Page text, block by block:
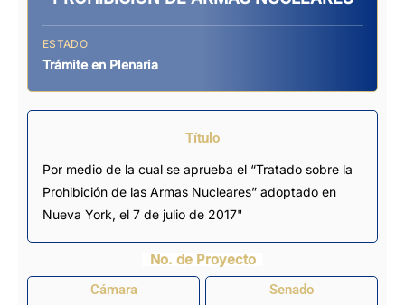
ESTADO
Trámite en Plenaria
Título
Por medio de la cual se aprueba el “Tratado sobre la
Prohibición de las Armas Nucleares” adoptado en
Nueva York, el 7 de julio de 2017"
No. de Proyecto
Cámara Senado